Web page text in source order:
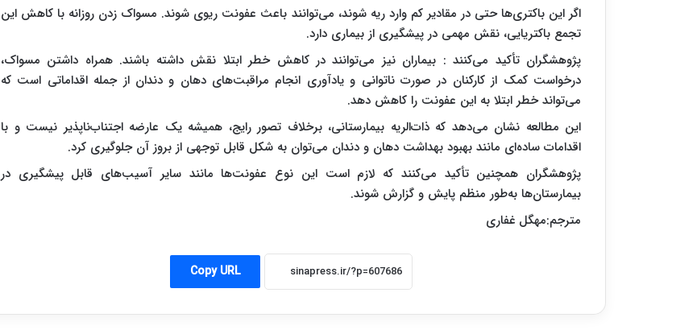
اگر این باکتری‌ها حتی در مقادیر کم وارد ریه شوند، می‌توانند باعث عفونت ریوی شوند. مسواک زدن روزانه با کاهش این
تجمع باکتریایی، نقش مهمی در پیشگیری از بیماری دارد.
پژوهشگران تأکید می‌کنند : بیماران نیز می‌توانند در کاهش خطر ابتلا نقش داشته باشند. همراه داشتن مسواک،
درخواست کمک از کارکنان در صورت ناتوانی و یادآوری انجام مراقبت‌های دهان و دندان از جمله اقداماتی است که
می‌تواند خطر ابتلا به این عفونت را کاهش دهد.
این مطالعه نشان می‌دهد که ذات‌الریه بیمارستانی، برخلاف تصور رایج، همیشه یک عارضه اجتناب‌ناپذیر نیست و با
اقدامات ساده‌ای مانند بهبود بهداشت دهان و دندان می‌توان به شکل قابل توجهی از بروز آن جلوگیری کرد.
پژوهشگران همچنین تأکید می‌کنند که لازم است این نوع عفونت‌ها مانند سایر آسیب‌های قابل پیشگیری در
بیمارستان‌ها به‌طور منظم پایش و گزارش شوند.
مترجم:مهگل غفاری
Copy URL